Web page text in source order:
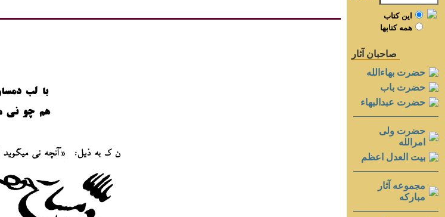
اين کتاب
همه کتابها
صاحبان آثار
حضرت بهاءالله
حضرت باب
حضرت عبدالبهاء
حضرت ولی
امرالله
بيت العدل اعظم
مجموعه آثار
مباركه